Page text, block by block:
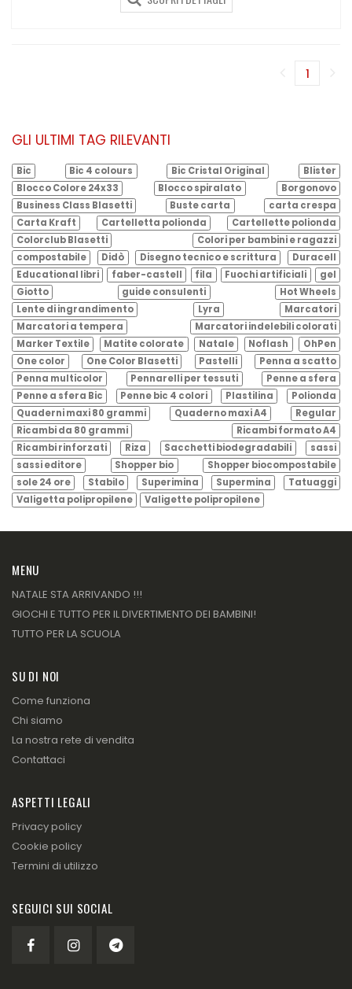
1
GLI ULTIMI TAG RILEVANTI
Bic Bic 4 colours Bic Cristal Original
Blister
Blocco Colore 24x33
Blocco spiralato
Borgonovo
Business Class Blasetti
Buste carta
carta crespa
Carta Kraft
Cartelletta polionda
Cartellette polionda
Colorclub Blasetti
Colori per bambini e ragazzi
compostabile
Didò Disegno tecnico e scrittura
Duracell
Educational libri
faber-castell fila Fuochi artificiali
gel
Giotto
guide consulenti
Hot Wheels
Lente di ingrandimento
Lyra
Marcatori
Marcatori a tempera
Marcatori indelebili colorati
Marker Textile
Matite colorate Natale Noflash
OhPen
One color
One Color Blasetti Pastelli
Penna a scatto
Penna multicolor
Pennarelli per tessuti
Penne a sfera
Penne a sfera Bic
Penne bic 4 colori Plastilina
Polionda
Quaderni maxi 80 grammi
Quaderno maxi A4
Regular
Ricambi da 80 grammi
Ricambi formato A4
Ricambi rinforzati
Riza Sacchetti biodegradabili
sassi
sassi editore
Shopper bio
Shopper biocompostabile
sole 24 ore
Stabilo Superimina Supermina
Tatuaggi
Valigetta polipropilene
Valigette polipropilene
MENU
NATALE STA ARRIVANDO !!!
GIOCHI E TUTTO PER IL DIVERTIMENTO DEI BAMBINI!
TUTTO PER LA SCUOLA
SU DI NOI
Come funziona
Chi siamo
La nostra rete di vendita
Contattaci
ASPETTI LEGALI
Privacy policy
Cookie policy
Termini di utilizzo
SEGUICI SUI SOCIAL